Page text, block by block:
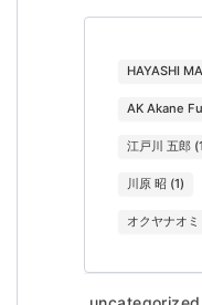
HAYASHI
AK Akane
江戸川 五郎 (
川原 昭 (1)
オクヤナオミ